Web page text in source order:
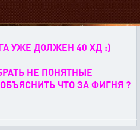
УЖЕ ДОЛЖЕН 40 ХД :)
НЕ ПОНЯТНЫЕ
ЧТО ЗА ФИГНЯ ?